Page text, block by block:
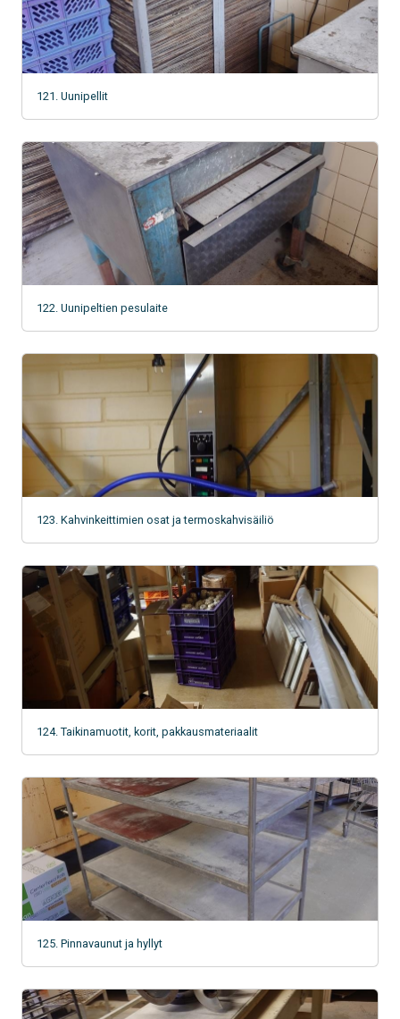
121. Uunipellit
122. Uunipeltien pesulaite
123. Kahvinkeittimien osat ja termoskahvisäiliö
124. Taikinamuotit, korit, pakkausmateriaalit
125. Pinnavaunut ja hyllyt